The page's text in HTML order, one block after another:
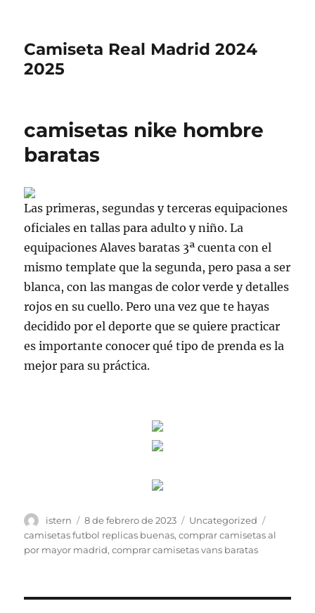
Camiseta Real Madrid 2024
2025
camisetas nike hombre
baratas
Las primeras, segundas y terceras equipaciones
oficiales en tallas para adulto y niño. La
equipaciones Alaves baratas 3ª cuenta con el
mismo template que la segunda, pero pasa a ser
blanca, con las mangas de color verde y detalles
rojos en su cuello. Pero una vez que te hayas
decidido por el deporte que se quiere practicar
es importante conocer qué tipo de prenda es la
mejor para su práctica.
Autor
istern
Publicado
el
8 de febrero de 2023 Categorías
Uncategorized
camisetas futbol replicas buenas,comprar camisetas al
por mayor madrid,comprar camisetas vans baratas